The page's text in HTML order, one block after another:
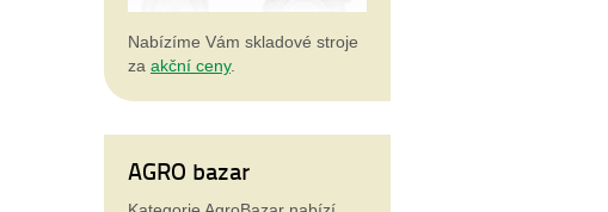
Nabízíme Vám skladové stroje
za akční ceny.
AGRO bazar